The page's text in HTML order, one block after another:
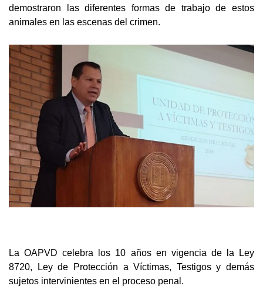
demostraron las diferentes formas de trabajo de estos
animales en las escenas del crimen.
La OAPVD celebra los 10 años en vigencia de la Ley
8720, Ley de Protección a Víctimas, Testigos y demás
sujetos intervinientes en el proceso penal.